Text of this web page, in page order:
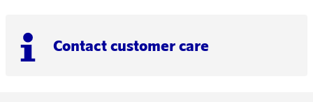
Contact customer care